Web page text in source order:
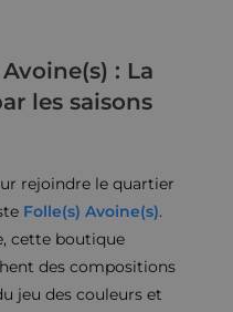
: La
les saisons
rejoindre le quartier
Folle(s) Avoine(s).
cette boutique
des compositions
jeu des couleurs et